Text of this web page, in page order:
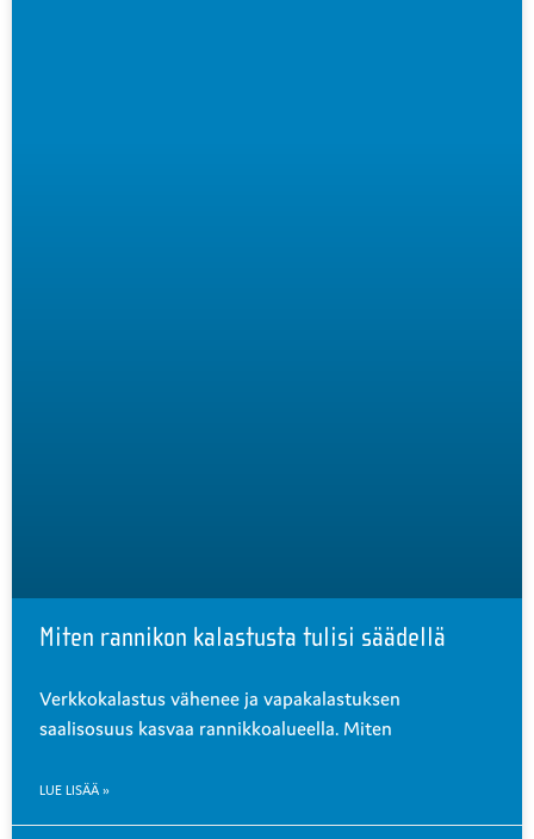
Miten rannikon kalastusta tulisi säädellä
Verkkokalastus vähenee ja vapakalastuksen
saalisosuus kasvaa rannikkoalueella. Miten
LUE LISÄÄ »